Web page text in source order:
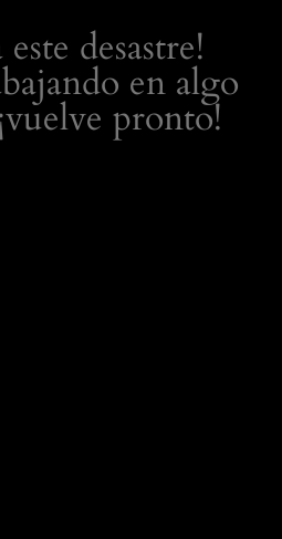
desastre!
en algo
pronto!